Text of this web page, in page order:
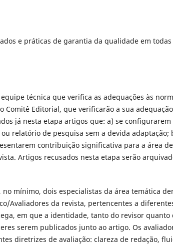
e práticas de garantia da qualidade em todas
técnica que verifica as adequações às
Comitê Editorial, que verificarão a sua adequação
já nesta etapa artigos que: a) se configurarem
relatório de pesquisa sem a devida adaptação;
contribuição significativa para a área de
Artigos recusados nesta etapa serão
mínimo, dois especialistas da área temática
Avaliadores da revista, pertencentes a
em que a identidade, tanto do revisor quanto
serem publicados junto ao artigo. Os
diretrizes de avaliação: clareza de redação,